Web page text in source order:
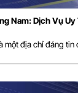
Nam: Dịch Vụ
một địa chỉ đáng tin